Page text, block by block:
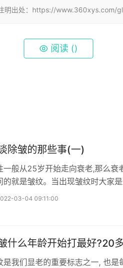
明出处：https://www.360xys.com/
阅读 ()
除皱的那些事(一)
一般从25岁开始走向衰老,那么衰
的就是皱纹。当出现皱纹时大家
一些滋养补水保湿的化妆品?还
03-04 09:11:00
什么年龄开始打最好?20
是我们显老的重要标志之一, 也